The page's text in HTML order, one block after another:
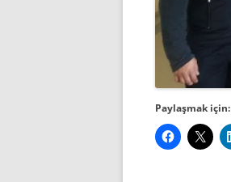
Paylaşmak için: